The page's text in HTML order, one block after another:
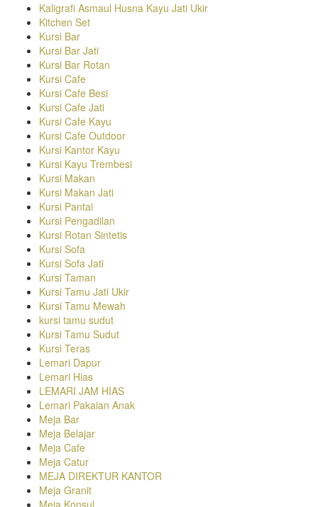
Kaligrafi Asmaul Husna Kayu Jati Ukir
Kitchen Set
Kursi Bar
Kursi Bar Jati
Kursi Bar Rotan
Kursi Cafe
Kursi Cafe Besi
Kursi Cafe Jati
Kursi Cafe Kayu
Kursi Cafe Outdoor
Kursi Kantor Kayu
Kursi Kayu Trembesi
Kursi Makan
Kursi Makan Jati
Kursi Pantai
Kursi Pengadilan
Kursi Rotan Sintetis
Kursi Sofa
Kursi Sofa Jati
Kursi Taman
Kursi Tamu Jati Ukir
Kursi Tamu Mewah
kursi tamu sudut
Kursi Tamu Sudut
Kursi Teras
Lemari Dapur
Lemari Hias
LEMARI JAM HIAS
Lemari Pakaian Anak
Meja Bar
Meja Belajar
Meja Cafe
Meja Catur
MEJA DIREKTUR KANTOR
Meja Granit
Meja Konsul